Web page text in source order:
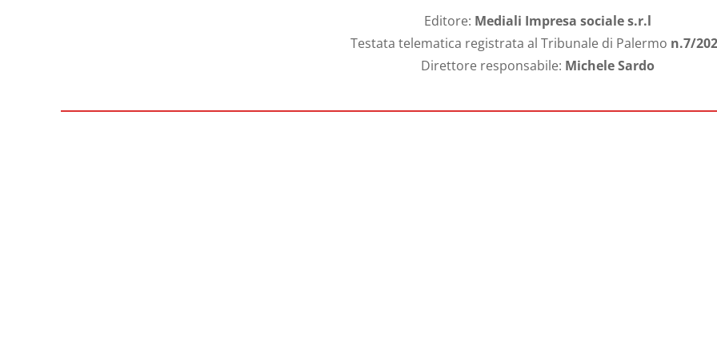
Editore: Mediali Impresa sociale s.r.l
Testata telematica registrata al Tribunale di Palermo n.7/
Direttore responsabile: Michele Sardo